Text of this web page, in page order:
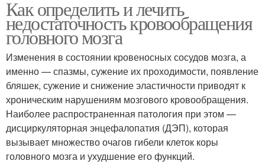
Как определить и лечить
недостаточность кровообращения
головного мозга
Изменения в состоянии кровеносных сосудов мозга, а
именно — спазмы, сужение их проходимости, появление
бляшек, сужение и снижение эластичности приводят к
хроническим нарушениям мозгового кровообращения.
Наиболее распространенная патология при этом —
дисциркуляторная энцефалопатия (ДЭП), которая
вызывает множество очагов гибели клеток коры
головного мозга и ухудшение его функций.